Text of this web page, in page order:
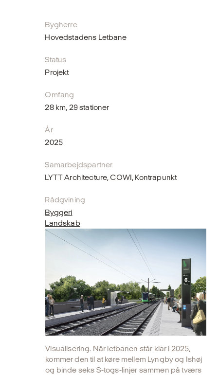
Bygherre
Hovedstadens Letbane
Status
Projekt
Omfang
28 km, 29 stationer
År
2025
Samarbejdspartner
LYTT Architecture, COWI, Kontrapunkt
Rådgvining
Byggeri
Landskab
Visualisering. Når letbanen står klar i 2025,
kommer den til at køre mellem Lyngby og Ishøj
og binde seks S-togs-linjer sammen på tværs